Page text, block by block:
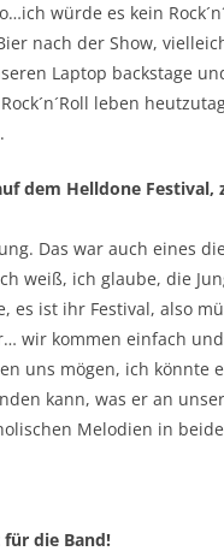
würde es kein
nach der Show,
Laptop backstage
leben
dem Helldone
Das war auch eines
weiß, ich glaube, die
es ist ihr Festival, also
wir kommen einfach
uns mögen, ich könnte
kann, was er an
Melodien in
die Band!